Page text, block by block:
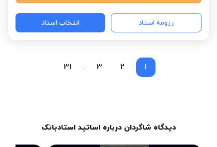
رزومه استاد انتخاب استاد
1
2
3
...
31
دیدگاه شاگردان درباره اساتید استادبانک